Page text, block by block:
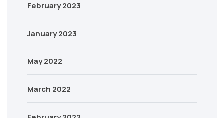
February 2023
January 2023
May 2022
March 2022